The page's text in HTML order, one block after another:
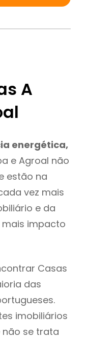
A
energética,
e Agroal não
estão na
vez mais
e da
impacto
Casas
das
imobiliários
se trata